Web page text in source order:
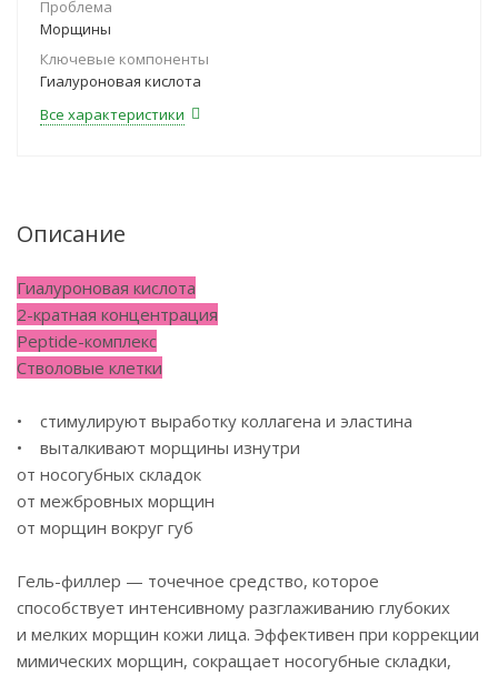
Проблема
Морщины
Ключевые компоненты
Гиалуроновая кислота
Все характеристики
Описание
Гиалуроновая кислота
2-кратная концентрация
Peptide-комплекс
Стволовые клетки
• стимулируют выработку коллагена и эластина
• выталкивают морщины изнутри
от носогубных складок
от межбровных морщин
от морщин вокруг губ
Гель-филлер — точечное средство, которое
способствует интенсивному разглаживанию глубоких
и мелких морщин кожи лица. Эффективен при коррекции
мимических морщин, сокращает носогубные складки,